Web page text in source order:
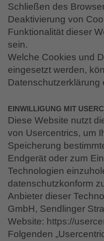
Schließen des
Deaktivierung von
Funktionalität dieser
sein.
Welche Cookies und
eingesetzt werden,
Datenschutzerklärung
EINWILLIGUNG MIT
Diese Website nutzt
von Usercentrics, um
Speicherung
Endgerät oder zum
Technologien
datenschutzkonform
Anbieter dieser
GmbH, Sendlinger
Website: https://
Folgenden